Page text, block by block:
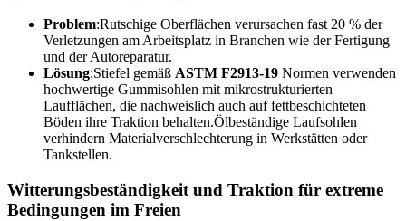
Problem:Rutschige Oberflächen verursachen fast 20 % der
Verletzungen am Arbeitsplatz in Branchen wie der Fertigung
und der Autoreparatur.
Lösung:Stiefel gemäß ASTM F2913-19 Normen verwenden
hochwertige Gummisohlen mit mikrostrukturierten
Laufflächen, die nachweislich auch auf fettbeschichteten
Böden ihre Traktion behalten.Ölbeständige Laufsohlen
verhindern Materialverschlechterung in Werkstätten oder
Tankstellen.
Witterungsbeständigkeit und Traktion für extreme
Bedingungen im Freien